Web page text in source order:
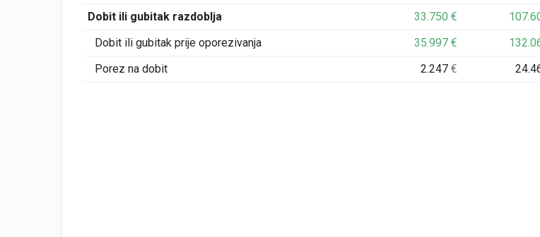
Dobit ili gubitak razdoblja
33.750€
Dobit ili gubitak prije oporezivanja
35.997€
Porez na dobit
2.247€